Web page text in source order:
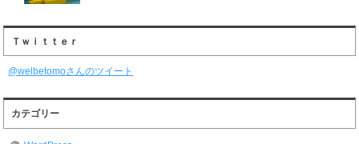
Ｔｗｉｔｔｅｒ
@welbetomoさんのツイート
カテゴリー